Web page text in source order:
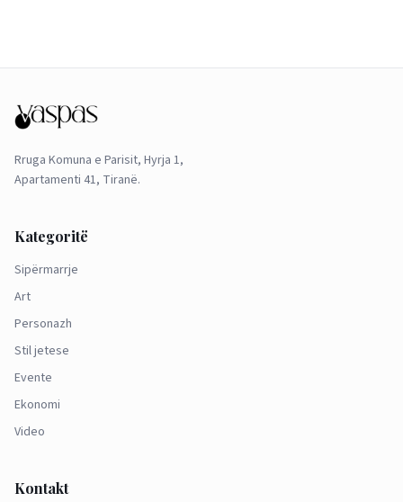
Rruga Komuna e Parisit, Hyrja 1,
Apartamenti 41, Tiranë.
Kategoritë
Sipërmarrje
Art
Personazh
Stil jetese
Evente
Ekonomi
Video
Kontakt